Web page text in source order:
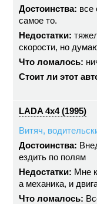
Достоинства: все
самое то.
Недостатки:
скорости, но
Что ломалось:
Стоит ли этот
LADA 4x4 (1995)
Витяч,
Достоинства:
ездить по полям
Недостатки: Мне
а механика, и
Что ломалось: